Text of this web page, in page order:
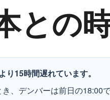
との
り15時間遅れています。
、デンバーは前日の18:00で